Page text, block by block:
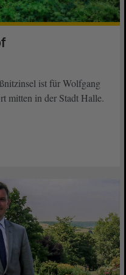
ist für Wolfgang
mitten in der Stadt Halle.